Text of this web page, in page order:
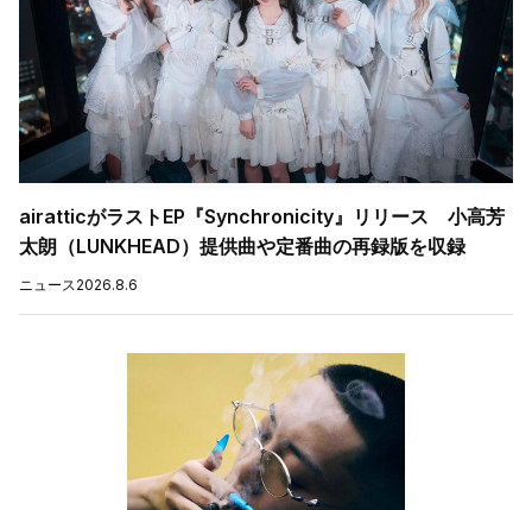
airatticがラストEP『Synchronicity』リリース 小高芳
太朗（LUNKHEAD）提供曲や定番曲の再録版を収録
ニュース2026.8.6